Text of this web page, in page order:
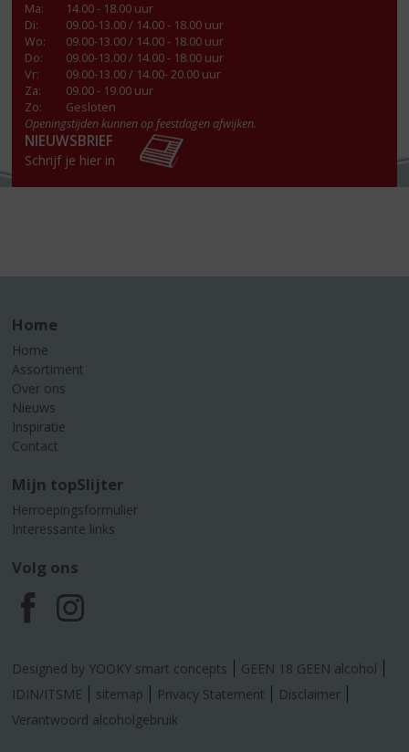
Ma:
14.00 - 18.00 uur
Di:
09.00-13.00 / 14.00 - 18.00 uur
Wo:
09.00-13.00 / 14.00 - 18.00 uur
Do:
09.00-13.00 / 14.00 - 18.00 uur
Vr:
09.00-13.00 / 14.00- 20.00 uur
Za:
09.00 - 19.00 uur
Zo:
Gesloten
Openingstijden kunnen op feestdagen afwijken.
NIEUWSBRIEF
Schrijf je hier in
Home
Home
Assortiment
Over ons
Nieuws
Inspiratie
Contact
Mijn topSlijter
Herroepingsformulier
Interessante links
Volg ons
F
a
c
I
n
s
Designed by YOOKY smart concepts
GEEN 18 GEEN alcohol
IDIN/ITSME
sitemap Privacy Statement
Disclaimer
Verantwoord alcoholgebruik